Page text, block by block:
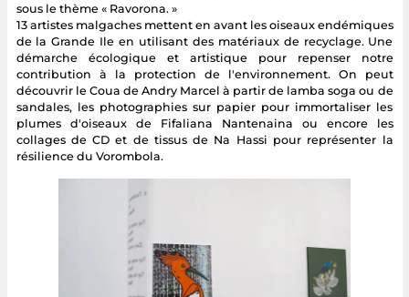
sous le thème « Ravorona. »
13 artistes malgaches mettent en avant les oiseaux endémiques
de la Grande Ile en utilisant des matériaux de recyclage. Une
démarche écologique et artistique pour repenser notre
contribution à la protection de l'environnement. On peut
découvrir le Coua de Andry Marcel à partir de lamba soga ou de
sandales, les photographies sur papier pour immortaliser les
plumes d'oiseaux de Fifaliana Nantenaina ou encore les
collages de CD et de tissus de Na Hassi pour représenter la
résilience du Vorombola.